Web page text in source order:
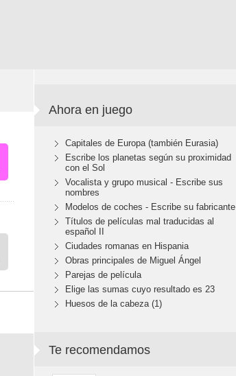
Ahora en juego
Capitales de Europa (también Eurasia)
Escribe los planetas según su proximidad
con el Sol
Vocalista y grupo musical - Escribe sus
nombres
Modelos de coches - Escribe su fabricante
Títulos de películas mal traducidas al
español II
Ciudades romanas en Hispania
Obras principales de Miguel Ángel
Parejas de película
Elige las sumas cuyo resultado es 23
Huesos de la cabeza (1)
Te recomendamos